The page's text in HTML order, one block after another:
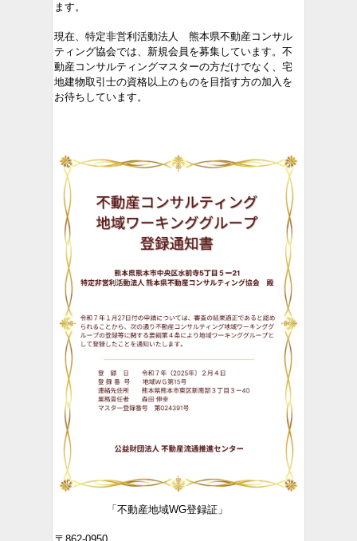
ます。
現在、特定非営利活動法人 熊本県不動産コンサル
ティング協会では、新規会員を募集しています。不
動産コンサルティングマスターの方だけでなく、宅
地建物取引士の資格以上のものを目指す方の加入を
お待ちしています。
「不動産地域WG登録証」